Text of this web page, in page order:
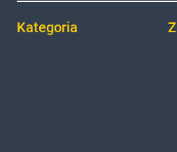
Kategoria